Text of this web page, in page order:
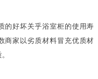
的好坏关乎浴室柜的使用寿
商家以劣质材料冒充优质材